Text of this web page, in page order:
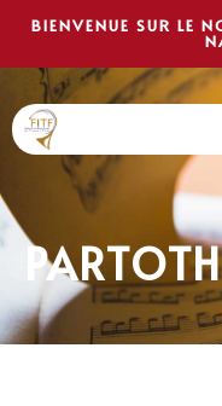
BIENVENUE SUR LE